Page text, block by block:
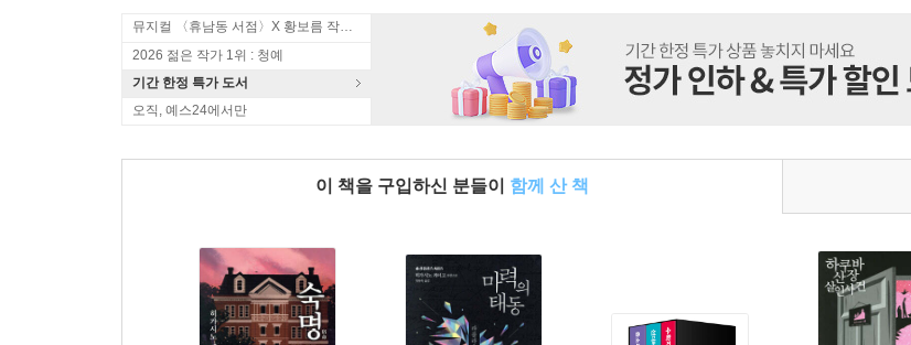
뮤지컬 〈휴남동 서점〉X 황보름 작가 북토크
2026 젊은 작가 1위 : 청예
기간 한정 특가 도서
오직, 예스24에서만
이 책을 구입하신 분들이 함께 산 책